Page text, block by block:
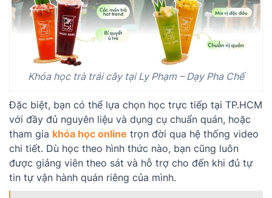
Khóa học trà trái cây tại Ly Phạm – Dạy Pha Chế
Đặc biệt, bạn có thể lựa chọn học trực tiếp tại TP.HCM
với đầy đủ nguyên liệu và dụng cụ chuẩn quán, hoặc
tham gia khóa học online trọn đời qua hệ thống video
chi tiết. Dù học theo hình thức nào, bạn cũng luôn
được giảng viên theo sát và hỗ trợ cho đến khi đủ tự
tin tự vận hành quán riêng của mình.